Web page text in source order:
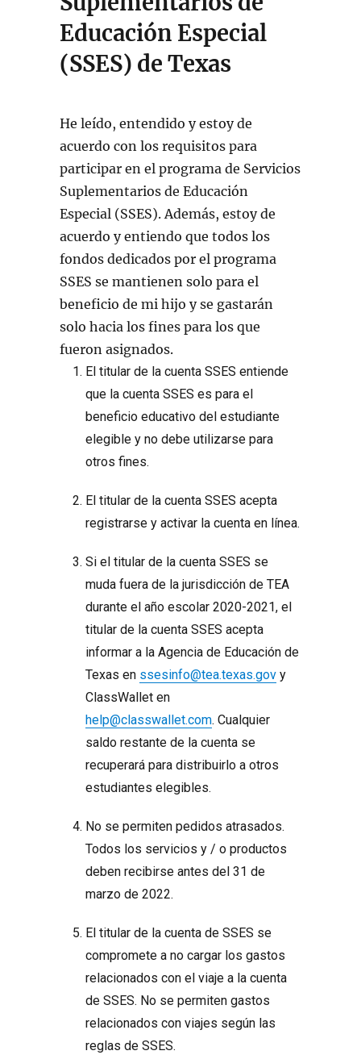
Educación Especial
(SSES) de Texas
He leído, entendido y estoy de
acuerdo con los requisitos para
participar en el programa de Servicios
Suplementarios de Educación
Especial (SSES). Además, estoy de
acuerdo y entiendo que todos los
fondos dedicados por el programa
SSES se mantienen solo para el
beneficio de mi hijo y se gastarán
solo hacia los fines para los que
fueron asignados.
El titular de la cuenta SSES entiende
que la cuenta SSES es para el
beneficio educativo del estudiante
elegible y no debe utilizarse para
otros fines.
El titular de la cuenta SSES acepta
registrarse y activar la cuenta en línea.
Si el titular de la cuenta SSES se
muda fuera de la jurisdicción de TEA
durante el año escolar 2020-2021, el
titular de la cuenta SSES acepta
informar a la Agencia de Educación de
Texas en ssesinfo@tea.texas.gov y
ClassWallet en
help@classwallet.com. Cualquier
saldo restante de la cuenta se
recuperará para distribuirlo a otros
estudiantes elegibles.
No se permiten pedidos atrasados.
Todos los servicios y / o productos
deben recibirse antes del 31 de
marzo de 2022.
El titular de la cuenta de SSES se
compromete a no cargar los gastos
relacionados con el viaje a la cuenta
de SSES. No se permiten gastos
relacionados con viajes según las
reglas de SSES.